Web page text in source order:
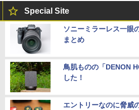
Special Site
ソニーミラーレス一眼
まとめ
鳥肌ものの「DENON
した！
エントリーなのに脅威